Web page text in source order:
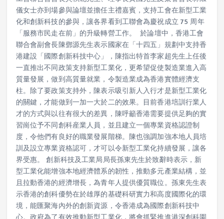
工會聯合會會長吳秋北先生、理事長黃國先生及榮譽會長林淑
儀女士亦到場參與論壇並擔任主禮嘉賓，支持工會在新型工業
化和創新科技的參與，讓各界看到工聯會為慶祝成立 75 周年
「服務市民走在前」的升級轉營工作。 於論壇中，香港工會
聯合會副會長陳鄧源先生表示國家在「十四五」規劃中支持香
港建設「國際創新科技中心」，陳指出特首李家超先生上任後
一直推出不同政策支持新型工業化，更希望促使製造業進入高
質量發展，做到高質量就業，令製造業成為香港實體經濟支
柱。除了要政策支持外，陳表示吸引新人入行才是新型工業化
的關鍵，才能做到一加一大於二的效果。目前香港培訓行業人
才的方式與以往有很大的差異，陳呼籲香港需要提供足夠的實
習崗位予不同創科産業人員，並且建立一個專業資格認證制
度，令他們有良好的職業發展階梯。陳也強調加強本地人員培
訓及設立專業資格認可，才可以令新型工業化持續發展，讓各
界受惠。 創新科技及工業局局長孫東先生於致辭時表示，新
型工業化能增強本地經濟體系的韌性，推動多元產業結構，並
且拉動香港的經濟增長，為青年人提供優質職位。孫東先生表
示香港的創科優勢在於雄厚的基礎科研實力和高度國際化的環
境，能匯聚海內外的創新資源，令香港成為國際創新科技中